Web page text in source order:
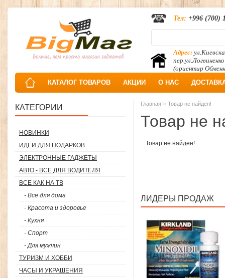
Адрес:
пер.ул.Логвиненко
(ориентир
Тел: +996 (700)
КАТАЛОГ ТОВАРОВ АКЦИИ О НАС
КАТЕГОРИИ
НОВИНКИ
ИДЕИ ДЛЯ ПОДАРКОВ
ЭЛЕКТРОННЫЕ ГАДЖЕТЫ
АВТО - ВСЕ ДЛЯ ВОДИТЕЛЯ
ВСЕ КАК НА ТВ
- Все для дома
- Красота и здоровье
- Кухня
- Спорт
- Для мужчин
ТУРИЗМ И ХОББИ
ЧАСЫ И УКРАШЕНИЯ
Главная » Товар не найден!
Товар не
Товар не найден!
ЛИДЕРЫ ПРОДАЖ